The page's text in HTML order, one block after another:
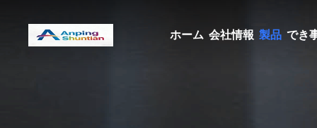
ホーム 会社情報 製品 でき